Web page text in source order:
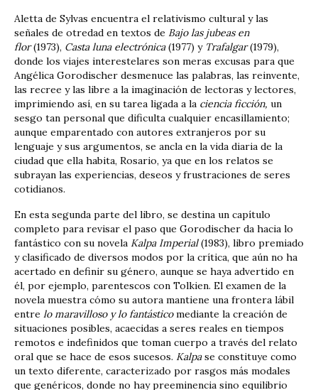
Aletta de Sylvas encuentra el relativismo cultural y las
señales de otredad en textos de Bajo las jubeas en
flor(1973), Casta luna electrónica(1977) y Trafalgar(1979),
donde los viajes interestelares son meras excusas para que
Angélica Gorodischer desmenuce las palabras, las reinvente,
las recree y las libre a la imaginación de lectoras y lectores,
imprimiendo así, en su tarea ligada a la ciencia ficción, un
sesgo tan personal que dificulta cualquier encasillamiento;
aunque emparentado con autores extranjeros por su
lenguaje y sus argumentos, se ancla en la vida diaria de la
ciudad que ella habita, Rosario, ya que en los relatos se
subrayan las experiencias, deseos y frustraciones de seres
cotidianos.
En esta segunda parte del libro, se destina un capítulo
completo para revisar el paso que Gorodischer da hacia lo
fantástico con su novela Kalpa Imperial(1983), libro premiado
y clasificado de diversos modos por la crítica, que aún no ha
acertado en definir su género, aunque se haya advertido en
él, por ejemplo, parentescos con Tolkien. El examen de la
novela muestra cómo su autora mantiene una frontera lábil
entre lo maravilloso y lo fantásticomediante la creación de
situaciones posibles, acaecidas a seres reales en tiempos
remotos e indefinidos que toman cuerpo a través del relato
oral que se hace de esos sucesos. Kalpase constituye como
un texto diferente, caracterizado por rasgos más modales
que genéricos, donde no hay preeminencia sino equilibrio